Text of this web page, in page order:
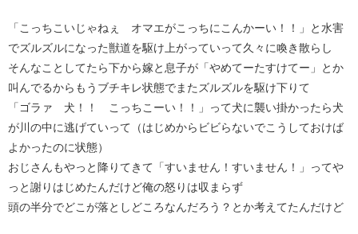
「こっちこいじゃねぇ オマエがこっちにこんかーい！！」と水害
でズルズルになった獣道を駆け上がっていって久々に喚き散らし
そんなことしてたら下から嫁と息子が「やめてーたすけてー」とか
叫んでるからもうブチキレ状態でまたズルズルを駆け下りて
「ゴラァ 犬！！ こっちこーい！！」って犬に襲い掛かったら犬
が川の中に逃げていって（はじめからビビらないでこうしておけば
よかったのに状態）
おじさんもやっと降りてきて「すいません！すいません！」ってや
っと謝りはじめたんだけど俺の怒りは収まらず
頭の半分でどこが落としどころなんだろう？とか考えてたんだけど